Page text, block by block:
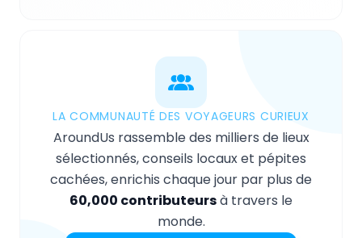
LA COMMUNAUTÉ DES VOYAGEURS CURIEUX
AroundUs rassemble des milliers de lieux
sélectionnés, conseils locaux et pépites
cachées, enrichis chaque jour par plus de
60,000 contributeursà travers le
monde.